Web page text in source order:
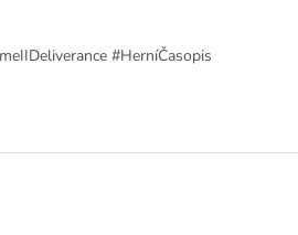
#HerníČasopis